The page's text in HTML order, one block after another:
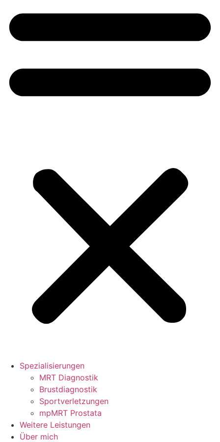
Spezialisierungen
MRT Diagnostik
Brustdiagnostik
Sportverletzungen
mpMRT Prostata
Weitere Leistungen
Über mich